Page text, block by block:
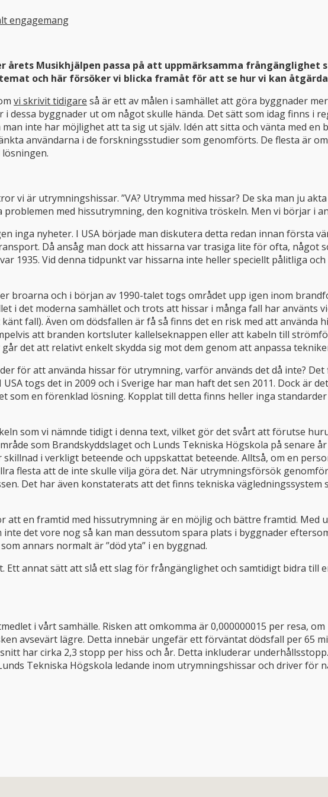
engagemang
årets Musikhjälpen passa på att uppmärksamma
och här försöker vi blicka framåt för att se hur vi kan
vi skrivit tidigare så är ett av målen i samhället att göra byggnader
dessa byggnader ut om något skulle hända. Det sätt som idag finns i
inte har möjlighet att ta sig ut själv. Idén att sitta och vänta med
användarna i de forskningsstudier som genomförts. De flesta är
vi är utrymningshissar. ”VA? Utrymma med hissar? De ska man ju
med hissutrymning, den kognitiva tröskeln. Men vi börjar i
inga nyheter. I USA började man diskutera detta redan innan första
Då ansåg man dock att hissarna var trasiga lite för ofta, något
1935. Vid denna tidpunkt var hissarna inte heller speciellt pålitliga
broarna och i början av 1990-talet togs området upp igen inom
i det moderna samhället och trots att hissar i många fall har använts
fall). Även om dödsfallen är få så finns det en risk med att använda
att branden kortsluter kallelseknappen eller att kabeln till
det att relativt enkelt skydda sig mot dem genom att anpassa
för att använda hissar för utrymning, varför används det då inte?
togs det in 2009 och i Sverige har man haft det sen 2011. Dock är
som en förenklad lösning. Kopplat till detta finns heller inga
som vi nämnde tidigt i denna text, vilket gör det svårt att förutse
som Brandskyddslaget och Lunds Tekniska Högskola på senare
i verkligt beteende och uppskattat beteende. Alltså, om en
flesta att de inte skulle vilja göra det. När utrymningsförsök
Det har även konstaterats att det finns tekniska vägledningssystem
att en framtid med hissutrymning är en möjlig och bättre framtid. Med
det vore nog så kan man dessutom spara plats i byggnader
annars normalt är ”död yta” i en byggnad.
Ett annat sätt att slå ett slag för frångänglighet och samtidigt bidra till
i vårt samhälle. Risken att omkomma är 0,000000015 per resa,
avsevärt lägre. Detta innebär ungefär ett förväntat dödsfall per 65
har cirka 2,3 stopp per hiss och år. Detta inkluderar underhållsstopp.
Tekniska Högskola ledande inom utrymningshissar och driver för